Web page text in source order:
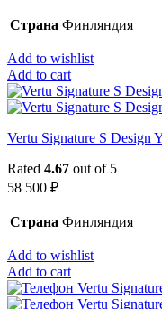
Страна Финляндия
Add to wishlist
Add to cart
Vertu Signature S Design
Rated 4.67 out of 5
58 500 ₽
Страна Финляндия
Add to wishlist
Add to cart